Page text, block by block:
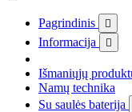
Pagrindinis 
Informacija 
Išmaniųjų
Namų technika
Su saulės baterija